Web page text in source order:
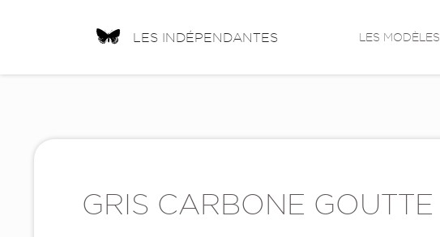
LES INDÉPENDANTES LES MODÈLES
GRIS CARBONE GOUTTE